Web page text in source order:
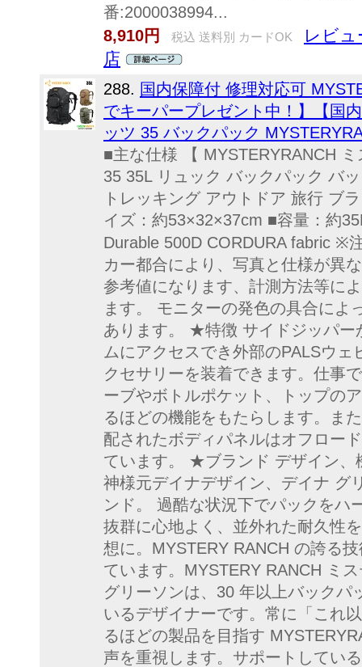
番:2000038994...
8,910円
税込 送料別 カードOK
レビュ
店
288. 国内保障付 修理対応可
でキーパープレゼント中！】【国
ッツ 35 バックパック
■主な仕様 【 MYSTERYRANCH
35 35L リュック バックパック バ
トレッキング アウトドア 旅行 ブ
イズ：約53×32×37cm ■容量：約
Durable 500D CORDURA fabric ※
カー都合により、写真と仕様が異
参考値になります、計測方法等に
ます。 モニターの発色の具合によ
あります。 ★特徴 サイドジッパー
ムにアクセスでき外部のPALSウ
クセサリーを装着できます。仕事
ーブやボトルポケット、トップの
るほどの機能をもたらします。ま
配されたボディパネルはオフロー
ています。 ★ブランド デザイン、
神様元デイナデザイン、デイナ グ
ンド。 過酷な状況下でパックをハ
抜群に心地よく、並外れた耐久性
想に。MYSTERY RANCH の誇る
ています。MYSTERY RANCH ミ
グリーソンは、30 年以上バック
いるデザイナーです。常に「これ
るほどの製品を目指す
声を重視します。サポートしてい